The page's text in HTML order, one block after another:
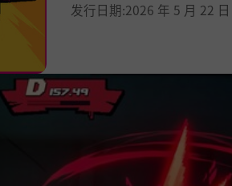
发行日期:2026 年 5 月 22 日